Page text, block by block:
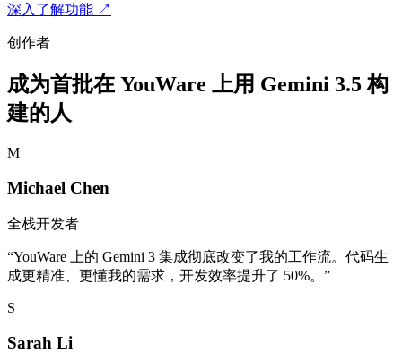
深入了解功能 ↗
创作者
成为首批在 YouWare 上用 Gemini 3.5 构
建的人
M
Michael Chen
全栈开发者
“YouWare 上的 Gemini 3 集成彻底改变了我的工作流。代码生
成更精准、更懂我的需求，开发效率提升了 50%。 ”
S
Sarah Li